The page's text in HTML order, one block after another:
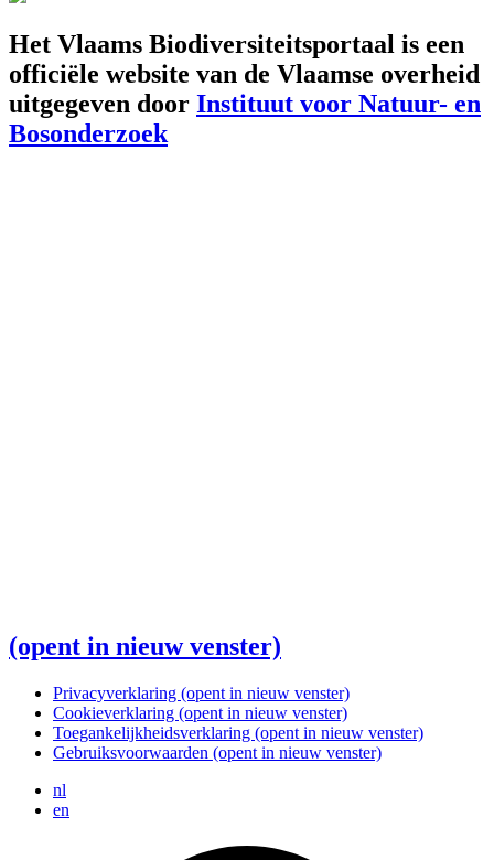
Het Vlaams Biodiversiteitsportaal is een
officiële website van de Vlaamse overheid
uitgegeven door Instituut voor Natuur- en
Bosonderzoek
(opent in nieuw venster)
Privacyverklaring (opent in nieuw venster)
Cookieverklaring (opent in nieuw venster)
Toegankelijkheidsverklaring (opent in nieuw venster)
Gebruiksvoorwaarden (opent in nieuw venster)
nl
en